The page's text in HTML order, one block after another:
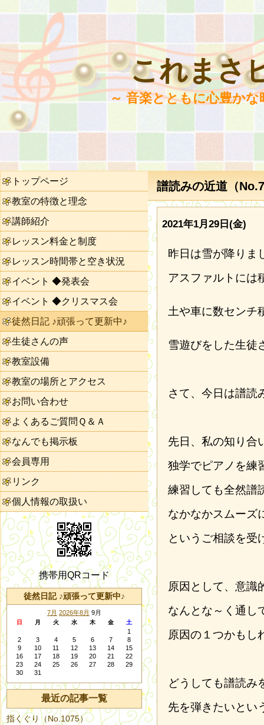
これまさ
～ 音楽とともに心豊か
譜読みの近道（
2021年1月29日(金)
昨日は雪が降りま
アスファルトには
土や車に数センチ
雪遊びをした生徒
さて、今日は譜読
先日、私の知り合
独学でピアノを練
練習しても全然譜
なかなかスムーズ
というご相談を受
原因として、意識
なんとな～く通し
原因の１つかもし
どうしても譜読み
先を弾きたいとい
トップページ
教室の特徴と理念
講師紹介
レッスン料金と制度
レッスン時間帯と空き状況
イベント ◆発表会
イベント ◆クリスマス会
徒然日記 ♪頑張って更新中♪
生徒さんの声
教室設備
教室の場所とアクセス
お問い合わせ
よくあるご質問Ｑ＆Ａ
なんでも掲示板
会員専用
リンク
個人情報の取扱い
携帯用QRコード
徒然日記 ♪頑張って更新中♪
7月 2026年8月 9月
日 月 火 水 木 金 土
1
2
3 4 5 6 7
8
9
10 11 12 13 14
15
16
17 18 19 20 21
22
23
24 25 26 27 28
29
30
31
最近の記事一覧
指くぐり（No.1075）